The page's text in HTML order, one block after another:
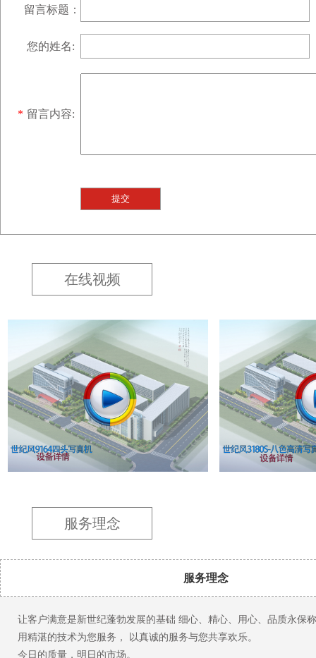
留言标题：
您的姓名:
* 留言内容:
在线视频
服务理念
服务理念
让客户满意是新世纪蓬勃发展的基础 细心、精心、用心、品质永保
用精湛的技术为您服务， 以真诚的服务与您共享欢乐。
今日的质量，明日的市场。